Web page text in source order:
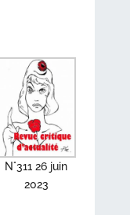
N°311 26 juin
2023